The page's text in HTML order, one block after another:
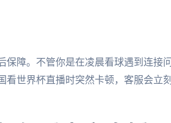
保障。不管你是在凌晨看球遇到连接问
世界杯直播时突然卡顿，客服会立刻